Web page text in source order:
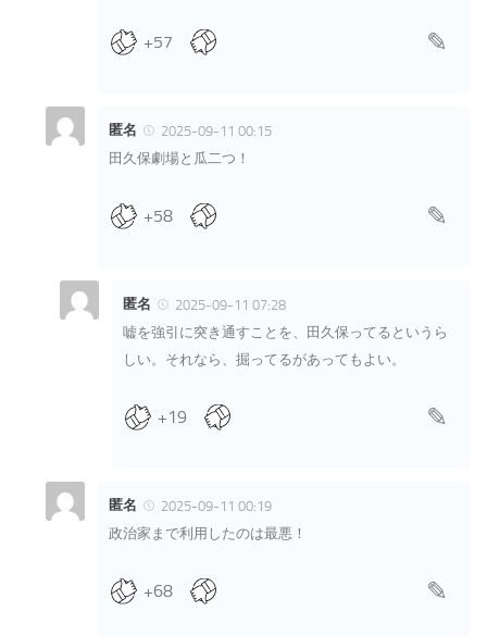
+57
匿名
2025-09-11 00:15
田久保劇場と瓜二つ！
+58
匿名
2025-09-11 07:28
嘘を強引に突き通すことを、田久保ってるというら
しい。それなら、掘ってるがあってもよい。
+19
匿名
2025-09-11 00:19
政治家まで利用したのは最悪！
+68